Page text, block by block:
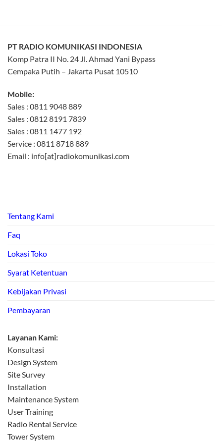
PT RADIO KOMUNIKASI INDONESIA
Komp Patra II No. 24 Jl. Ahmad Yani Bypass
Cempaka Putih – Jakarta Pusat 10510
Mobile:
Sales : 0811 9048 889
Sales : 0812 8191 7839
Sales : 0811 1477 192
Service : 0811 8718 889
Email : info[at]radiokomunikasi.com
Tentang Kami
Faq
Lokasi Toko
Syarat Ketentuan
Kebijakan Privasi
Pembayaran
Layanan Kami:
Konsultasi
Design System
Site Survey
Installation
Maintenance System
User Training
Radio Rental Service
Tower System